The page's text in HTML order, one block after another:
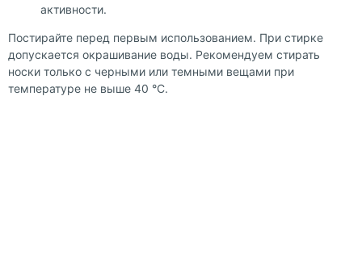
активности.
Постирайте перед первым использованием. При стирке
допускается окрашивание воды. Рекомендуем стирать
носки только с черными или темными вещами при
температуре не выше 40 °С.